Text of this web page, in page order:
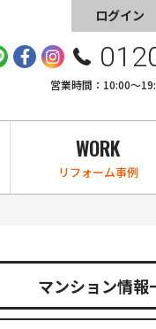
ログイン
営業時間：10:00〜
WORK
リフォーム事例
マンション情報